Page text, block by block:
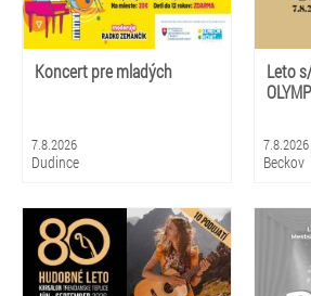
Koncert pre mladých
7.8.2026
Dudince
Leto
7.8.2026
Beckov